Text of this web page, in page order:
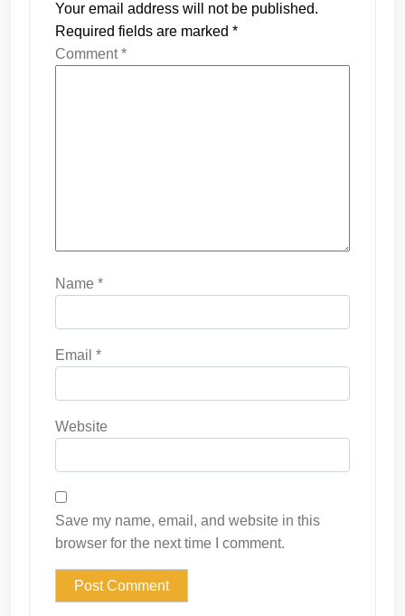
Your email address will not be published.
Required fields are marked *
Comment*
Name *
Email *
Website
Save my name, email, and website in this
browser for the next time I comment.